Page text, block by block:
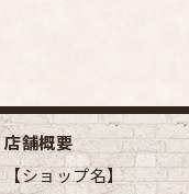
店舗概要
【ショップ名】